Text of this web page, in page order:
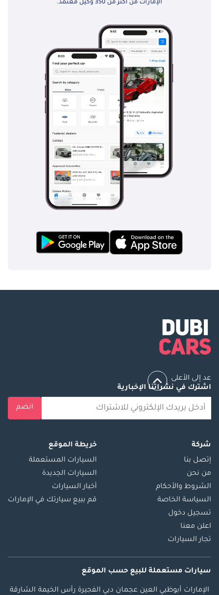
الإمارات من أكثر من 350 وكيل معتمد.
الأسطح الزلقة. يعمل الهيكل المُعزز كقفص حماية، بينما يمنح وضعية
المخاطر مُبكرًا. تُضفي ميزات السلامة السلبية، مثل مثبتات مقاعد
الأطفال ISOFIX، على الشاحنة طابعًا عائليًا عمليًا، بينما يضمن التصميم
المتين لصندوق الشحن ثبات الأحمال الثقيلة. بالمقارنة مع العديد من
الشاحنات الصغيرة ذات الأسعار المعقولة، تُقدم هايلكس حزمة سلامة
أكثر شمولًا تُلبي المعايير الدولية.
تُعدّ سيارة تويوتا هايلكس V6 موديل 2025 ذات ناقل الحركة اليدوي الخيار
الأمثل للمشترين في دول مجلس التعاون الخليجي الذين يُقدّرون المتانة
الميكانيكية وقيمة إعادة البيع العالية. إنها فرصة نادرة لامتلاك أكثر
مواصفات موثوقية من بين أكثر الشاحنات متانةً في العالم، بلون فاخر وحالة
تم إنشاء هذه الإحصاءات بواسطة الذكاء الاصطناعي اعتماداً على بيانات
خبراء السوق. يُرجى دائماً فحص السيارة قبل الشراء.
عد إلى الأعلى
اشترك في نشراتنا الإخبارية
انضم
شركة
إتصل بنا
من نحن
الشروط والأحكام
السياسة الخاصة
تسجيل دخول
اعلن معنا
تجار السيارات
خريطة الموقع
السيارات المستعملة
السيارات الجديدة
أخبار السيارات
قم ببيع سيارتك في الإمارات
سيارات مستعملة للبيع حسب الموقع
الإمارات أبوظبي العين عجمان دبي الفجيرة رأس الخيمة الشارقة